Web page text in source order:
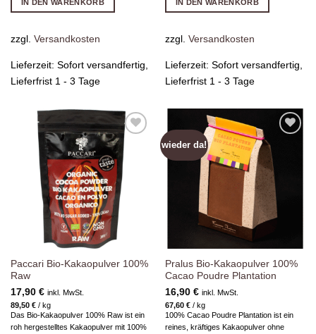
IN DEN WARENKORB
zzgl. Versandkosten
Lieferzeit: Sofort versandfertig,
Lieferfrist 1 - 3 Tage
IN DEN WARENKORB
zzgl. Versandkosten
Lieferzeit: Sofort versandfertig,
Lieferfrist 1 - 3 Tage
Zur
Wunschliste
hinzufügen
Paccari Bio-Kakaopulver 100%
Raw
17,90 € inkl. MwSt.
89,50 €/ kg
Das Bio-Kakaopulver 100% Raw ist ein
roh hergestelltes Kakaopulver mit 100%
wieder da!
Zur
Wunschliste
hinzufügen
Pralus Bio-Kakaopulver 100%
Cacao Poudre Plantation
16,90 € inkl. MwSt.
67,60 €/ kg
100% Cacao Poudre Plantation ist ein
reines, kräftiges Kakaopulver ohne